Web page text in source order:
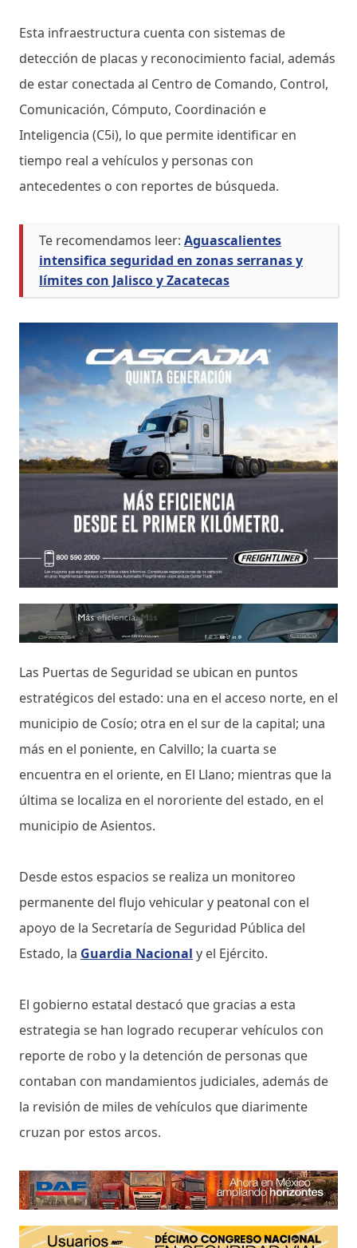
Esta infraestructura cuenta con sistemas de
detección de placas y reconocimiento facial, además
de estar conectada al Centro de Comando, Control,
Comunicación, Cómputo, Coordinación e
Inteligencia (C5i), lo que permite identificar en
tiempo real a vehículos y personas con
antecedentes o con reportes de búsqueda.
Te recomendamos leer: Aguascalientes
intensifica seguridad en zonas serranas y
límites con Jalisco y Zacatecas
Las Puertas de Seguridad se ubican en puntos
estratégicos del estado: una en el acceso norte, en el
municipio de Cosío; otra en el sur de la capital; una
más en el poniente, en Calvillo; la cuarta se
encuentra en el oriente, en El Llano; mientras que la
última se localiza en el nororiente del estado, en el
municipio de Asientos.
Desde estos espacios se realiza un monitoreo
permanente del flujo vehicular y peatonal con el
apoyo de la Secretaría de Seguridad Pública del
Estado, la Guardia Nacional y el Ejército.
El gobierno estatal destacó que gracias a esta
estrategia se han logrado recuperar vehículos con
reporte de robo y la detención de personas que
contaban con mandamientos judiciales, además de
la revisión de miles de vehículos que diarimente
cruzan por estos arcos.